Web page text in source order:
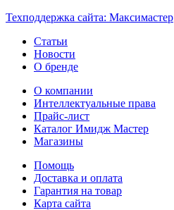
Техподдержка сайта: Максимастер
Статьи
Новости
О бренде
О компании
Интеллектуальные права
Прайс-лист
Каталог Имидж Мастер
Магазины
Помощь
Доставка и оплата
Гарантия на товар
Карта сайта